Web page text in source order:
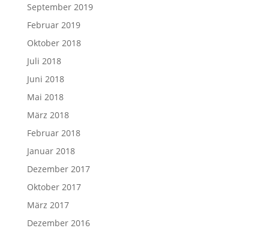
September 2019
Februar 2019
Oktober 2018
Juli 2018
Juni 2018
Mai 2018
März 2018
Februar 2018
Januar 2018
Dezember 2017
Oktober 2017
März 2017
Dezember 2016